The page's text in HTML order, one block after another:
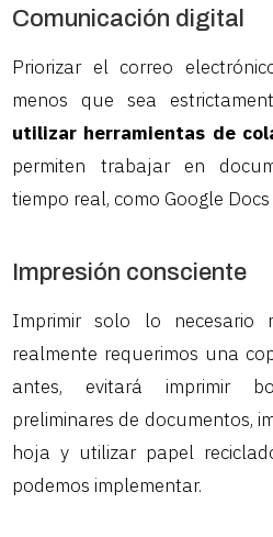
Comunicación digital
Priorizar el correo
menos que sea
utilizar herramientas de
permiten trabajar en
tiempo real, como Google
Impresión consciente
Imprimir solo lo necesario
realmente requerimos una
antes, evitará imprimir
preliminares de documentos,
hoja y utilizar papel
podemos implementar.